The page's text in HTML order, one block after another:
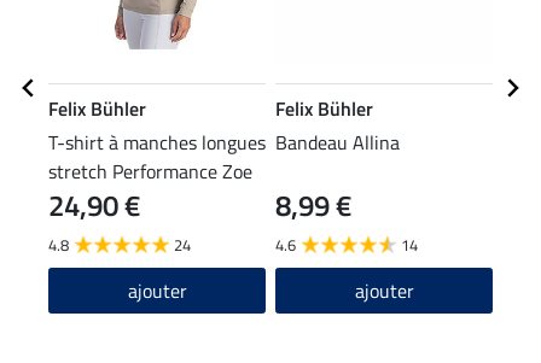
Felix Bühler
T-shirt à manches longues
stretch Performance Zoe
24,90 €
4.8 24
ajouter
Felix Bühler
Bandeau Allina
8,99 €
4.6 14
ajouter